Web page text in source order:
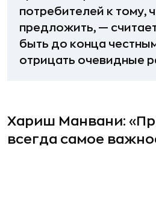
потребителей к тому,
предложить, —
быть до конца
отрицать очевидные
Хариш Манвани:
всегда самое